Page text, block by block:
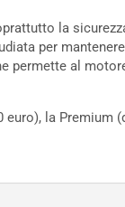
la
per
permette al
euro), la Premium